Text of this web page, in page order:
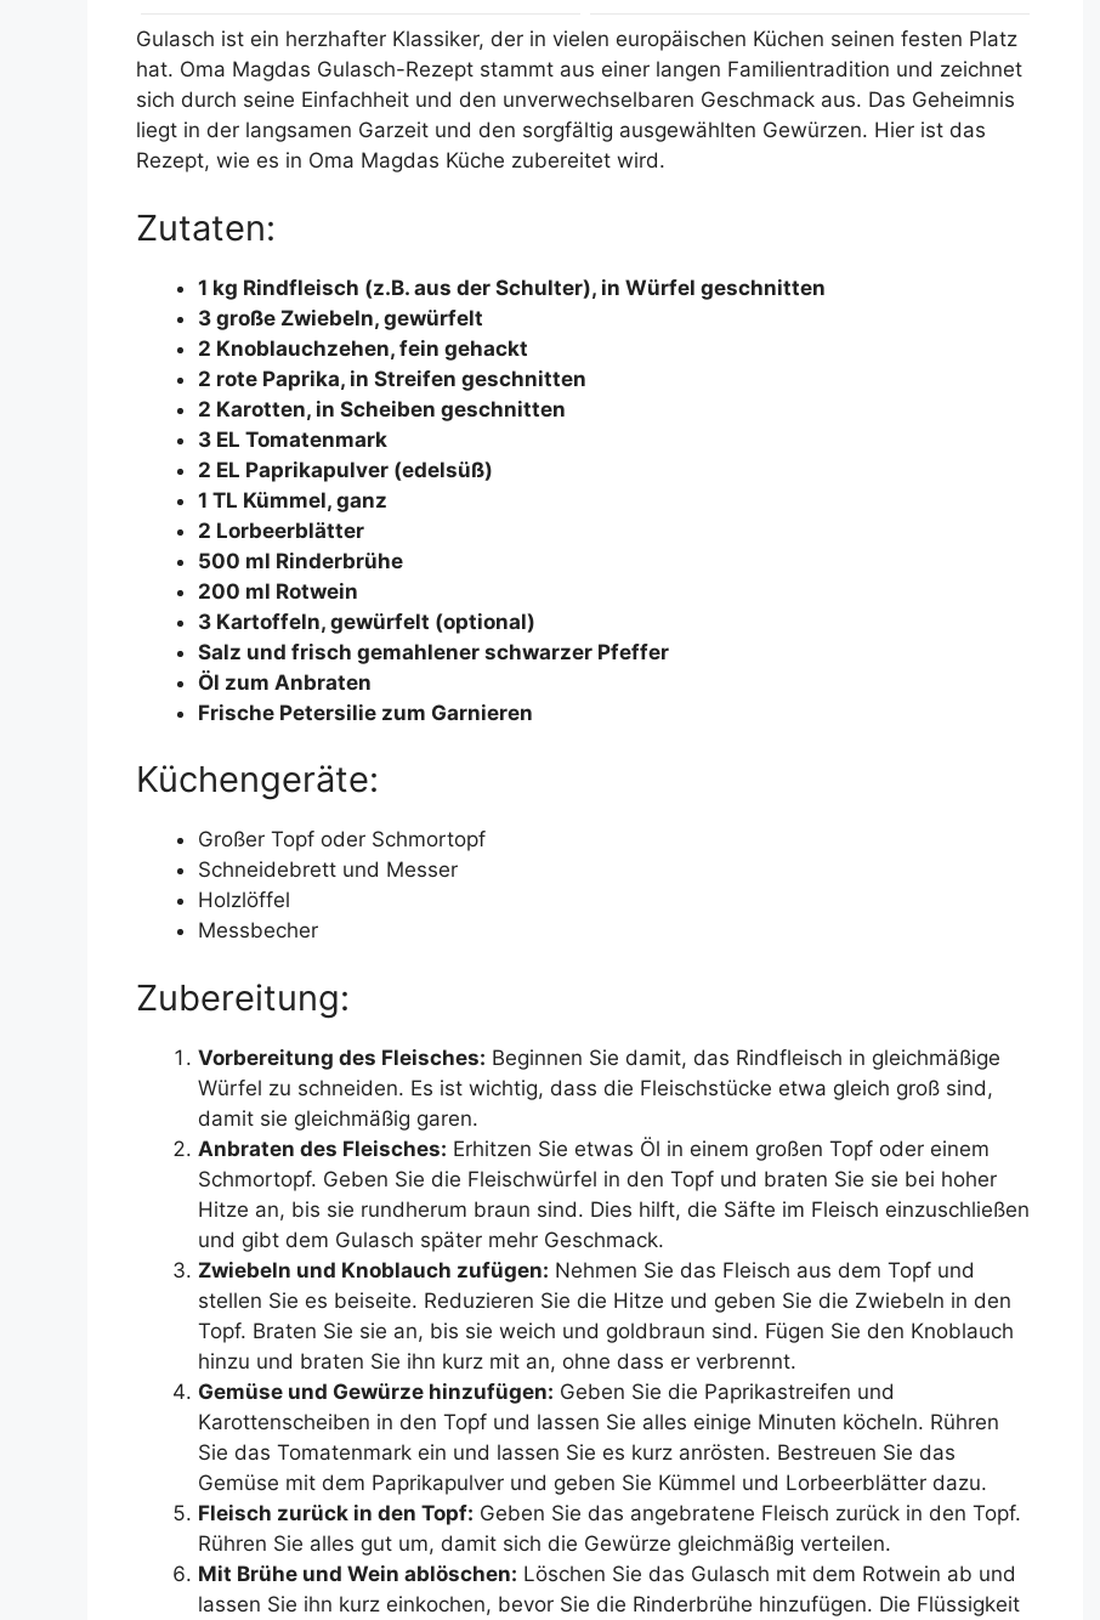
Gulasch ist ein herzhafter Klassiker, der in vielen europäischen Küchen seinen festen Platz
hat. Oma Magdas Gulasch-Rezept stammt aus einer langen Familientradition und zeichnet
sich durch seine Einfachheit und den unverwechselbaren Geschmack aus. Das Geheimnis
liegt in der langsamen Garzeit und den sorgfältig ausgewählten Gewürzen. Hier ist das
Rezept, wie es in Oma Magdas Küche zubereitet wird.
Zutaten:
1 kg Rindfleisch (z.B. aus der Schulter), in Würfel geschnitten
3 große Zwiebeln, gewürfelt
2 Knoblauchzehen, fein gehackt
2 rote Paprika, in Streifen geschnitten
2 Karotten, in Scheiben geschnitten
3 EL Tomatenmark
2 EL Paprikapulver (edelsüß)
1 TL Kümmel, ganz
2 Lorbeerblätter
500 ml Rinderbrühe
200 ml Rotwein
3 Kartoffeln, gewürfelt (optional)
Salz und frisch gemahlener schwarzer Pfeffer
Öl zum Anbraten
Frische Petersilie zum Garnieren
Küchengeräte:
Großer Topf oder Schmortopf
Schneidebrett und Messer
Holzlöffel
Messbecher
Zubereitung:
Vorbereitung des Fleisches: Beginnen Sie damit, das Rindfleisch in gleichmäßige
Würfel zu schneiden. Es ist wichtig, dass die Fleischstücke etwa gleich groß sind,
damit sie gleichmäßig garen.
Anbraten des Fleisches: Erhitzen Sie etwas Öl in einem großen Topf oder einem
Schmortopf. Geben Sie die Fleischwürfel in den Topf und braten Sie sie bei hoher
Hitze an, bis sie rundherum braun sind. Dies hilft, die Säfte im Fleisch einzuschließen
und gibt dem Gulasch später mehr Geschmack.
Zwiebeln und Knoblauch zufügen: Nehmen Sie das Fleisch aus dem Topf und
stellen Sie es beiseite. Reduzieren Sie die Hitze und geben Sie die Zwiebeln in den
Topf. Braten Sie sie an, bis sie weich und goldbraun sind. Fügen Sie den Knoblauch
hinzu und braten Sie ihn kurz mit an, ohne dass er verbrennt.
Gemüse und Gewürze hinzufügen: Geben Sie die Paprikastreifen und
Karottenscheiben in den Topf und lassen Sie alles einige Minuten köcheln. Rühren
Sie das Tomatenmark ein und lassen Sie es kurz anrösten. Bestreuen Sie das
Gemüse mit dem Paprikapulver und geben Sie Kümmel und Lorbeerblätter dazu.
Fleisch zurück in den Topf: Geben Sie das angebratene Fleisch zurück in den Topf.
Rühren Sie alles gut um, damit sich die Gewürze gleichmäßig verteilen.
Mit Brühe und Wein ablöschen: Löschen Sie das Gulasch mit dem Rotwein ab und
lassen Sie ihn kurz einkochen, bevor Sie die Rinderbrühe hinzufügen. Die Flüssigkeit